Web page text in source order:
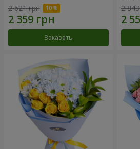
2 621 грн
Заказать
2